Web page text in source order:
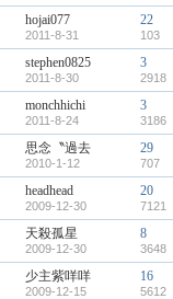
hojai077
2011-8-31
22
103
stephen0825
2011-8-30
3
2918
monchhichi
2011-8-24
3
3186
思念〝過去
2010-1-12
29
707
headhead
2009-12-30
20
7121
天殺孤星
2009-12-30
8
3648
少主紫咩咩
2009-12-15
16
5612